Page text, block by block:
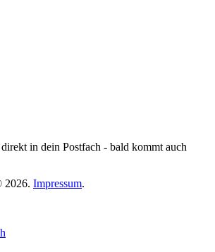
in dein Postfach - bald kommt auch
2026. Impressum.